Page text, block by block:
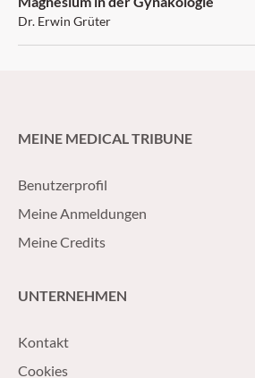
Dr. Erwin Grüter
MEINE MEDICAL TRIBUNE
Benutzerprofil
Meine Anmeldungen
Meine Credits
UNTERNEHMEN
Kontakt
Cookies